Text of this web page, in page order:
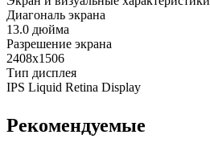
Диагональ экрана
13.0 дюйма
Разрешение экрана
2408x1506
Тип дисплея
IPS Liquid Retina Display
Рекомендуемые